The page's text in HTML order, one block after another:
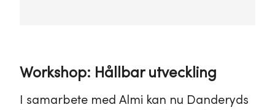
Workshop: Hållbar utveckling
I samarbete med Almi kan nu Danderyds